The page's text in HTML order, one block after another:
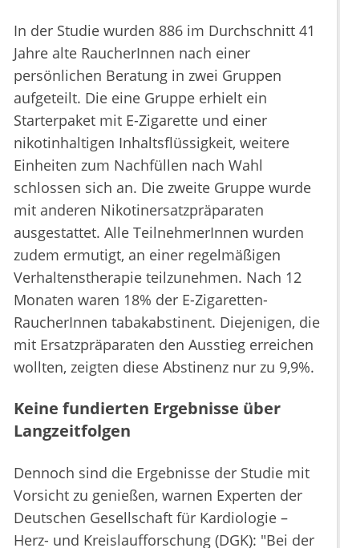
In der Studie wurden 886 im Durchschnitt 41
Jahre alte RaucherInnen nach einer
persönlichen Beratung in zwei Gruppen
aufgeteilt. Die eine Gruppe erhielt ein
Starterpaket mit E-Zigarette und einer
nikotinhaltigen Inhaltsflüssigkeit, weitere
Einheiten zum Nachfüllen nach Wahl
schlossen sich an. Die zweite Gruppe wurde
mit anderen Nikotinersatzpräparaten
ausgestattet. Alle TeilnehmerInnen wurden
zudem ermutigt, an einer regelmäßigen
Verhaltenstherapie teilzunehmen. Nach 12
Monaten waren 18% der E-Zigaretten-
RaucherInnen tabakabstinent. Diejenigen, die
mit Ersatzpräparaten den Ausstieg erreichen
wollten, zeigten diese Abstinenz nur zu 9,9%.
Keine fundierten Ergebnisse über
Langzeitfolgen
Dennoch sind die Ergebnisse der Studie mit
Vorsicht zu genießen, warnen Experten der
Deutschen Gesellschaft für Kardiologie –
Herz- und Kreislaufforschung (DGK): "Bei der